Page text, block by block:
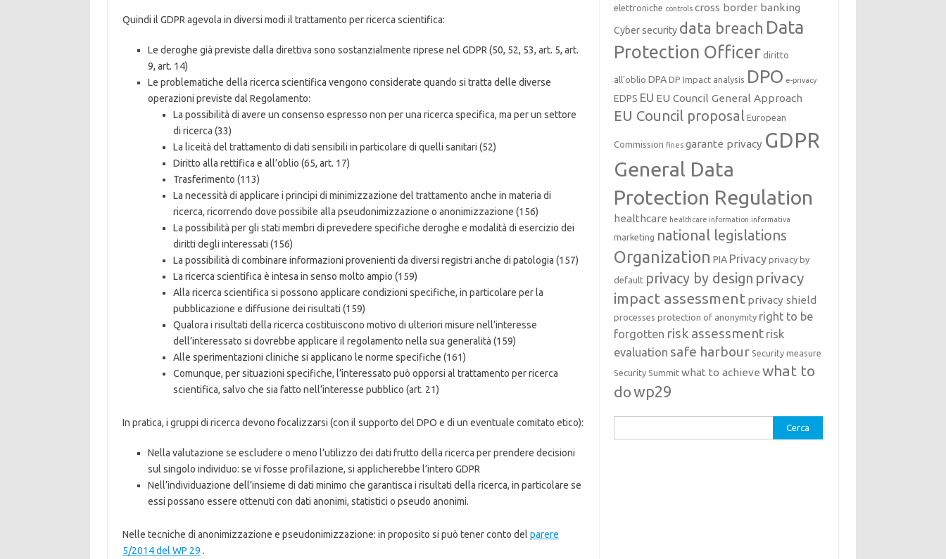
Quindi il GDPR agevola in diversi modi il trattamento per ricerca scientifica:
Le deroghe già previste dalla direttiva sono sostanzialmente riprese nel GDPR (50, 52, 53, art. 5, art.
9, art. 14)
Le problematiche della ricerca scientifica vengono considerate quando si tratta delle diverse
operazioni previste dal Regolamento:
La possibilità di avere un consenso espresso non per una ricerca specifica, ma per un settore
di ricerca (33)
La liceità del trattamento di dati sensibili in particolare di quelli sanitari (52)
Diritto alla rettifica e all’oblio (65, art. 17)
Trasferimento (113)
La necessità di applicare i principi di minimizzazione del trattamento anche in materia di
ricerca, ricorrendo dove possibile alla pseudonimizzazione o anonimizzazione (156)
La possibilità per gli stati membri di prevedere specifiche deroghe e modalità di esercizio dei
diritti degli interessati (156)
La possibilità di combinare informazioni provenienti da diversi registri anche di patologia (157)
La ricerca scientifica è intesa in senso molto ampio (159)
Alla ricerca scientifica si possono applicare condizioni specifiche, in particolare per la
pubblicazione e diffusione dei risultati (159)
Qualora i risultati della ricerca costituiscono motivo di ulteriori misure nell’interesse
dell’interessato si dovrebbe applicare il regolamento nella sua generalità (159)
Alle sperimentazioni cliniche si applicano le norme specifiche (161)
Comunque, per situazioni specifiche, l’interessato può opporsi al trattamento per ricerca
scientifica, salvo che sia fatto nell’interesse pubblico (art. 21)
In pratica, i gruppi di ricerca devono focalizzarsi (con il supporto del DPO e di un eventuale comitato etico):
Nella valutazione se escludere o meno l’utilizzo dei dati frutto della ricerca per prendere decisioni
sul singolo individuo: se vi fosse profilazione, si applicherebbe l’intero GDPR
Nell’individuazione dell’insieme di dati minimo che garantisca i risultati della ricerca, in particolare se
essi possano essere ottenuti con dati anonimi, statistici o pseudo anonimi.
Nelle tecniche di anonimizzazione e pseudonimizzazione: in proposito si può tener conto del parere
5/2014 del WP 29 .
elettroniche controls cross border banking
Cyber security data breach Data
Protection Officer diritto
all'oblio DPA DP Impact analysis DPO e-privacy
EDPS EU EU Council General Approach
EU Council proposal European
Commission fines garante privacy GDPR
General Data
Protection Regulation
healthcare healthcare information informativa
marketing national legislations
Organization PIA Privacy privacy by
default privacy by design privacy
impact assessment privacy shield
processes protection of anonymity right to be
forgotten risk assessment risk
evaluation safe harbour Security measure
Security Summit what to achieve what to
dowp29
per: